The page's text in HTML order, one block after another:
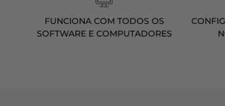
FUNCIONA COM TODOS OS
SOFTWARE E COMPUTADORES